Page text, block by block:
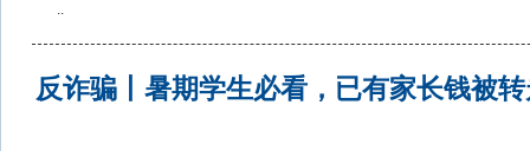
..
反诈骗丨暑期学生必看，已有家长钱被